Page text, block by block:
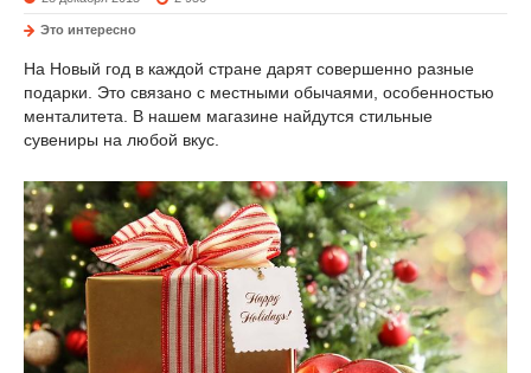
Это интересно
На Новый год в каждой стране дарят совершенно разные
подарки. Это связано с местными обычаями, особенностью
менталитета. В нашем магазине найдутся стильные
сувениры на любой вкус.